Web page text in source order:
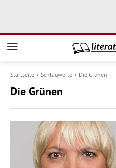
Startseite Schlagworte Die Grünen
Die Grünen